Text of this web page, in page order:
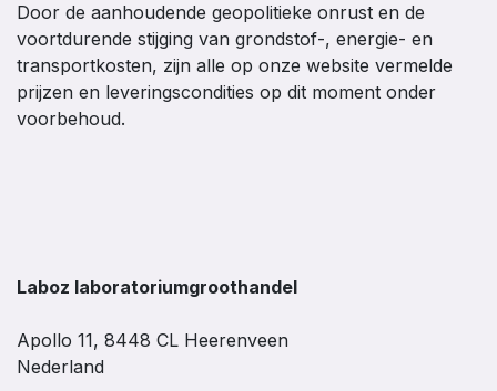
Door de aanhoudende geopolitieke onrust en de
voortdurende stijging van grondstof-, energie- en
transportkosten, zijn alle op onze website vermelde
prijzen en leveringscondities op dit moment onder
voorbehoud.
Laboz laboratoriumgroothandel
Apollo 11, 8448 CL Heerenveen
Nederland